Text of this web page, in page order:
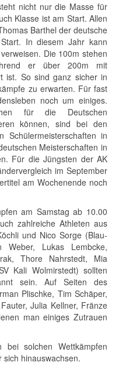
nicht nur die Masse für
Klasse ist am Start. Allen
Barthel der deutsche
In diesem Jahr kann
Die 100m stehen
er über 200m mit
ist. So sind ganz sicher in
zu erwarten. Für fast
noch um einiges.
für die Deutschen
können, sind bei den
in
Meisterschaften in
Für die Jüngsten der AK
im September
am Wochenende noch
am Samstag ab 10.00
zahlreiche Athleten aus
und Nico Sorge (Blau-
Weber, Lukas Lembcke,
Thore Nahrstedt, Mia
Kali Wolmirstedt) sollten
sein. Auf Seiten des
Plischke, Tim Schäper,
Julia Kellner, Fränze
man einiges Zutrauen
bei solchen Wettkämpfen
hinauswachsen.